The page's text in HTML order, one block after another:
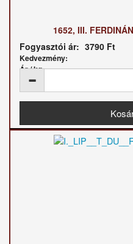
1652, III.
Fogyasztói ár: 3790 Ft
Kedvezmény:
Ár / kg: